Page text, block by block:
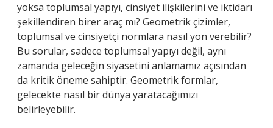
yoksa toplumsal yapıyı, cinsiyet ilişkilerini ve iktidarı
şekillendiren birer araç mı? Geometrik çizimler,
toplumsal ve cinsiyetçi normlara nasıl yön verebilir?
Bu sorular, sadece toplumsal yapıyı değil, aynı
zamanda geleceğin siyasetini anlamamız açısından
da kritik öneme sahiptir. Geometrik formlar,
gelecekte nasıl bir dünya yaratacağımızı
belirleyebilir.